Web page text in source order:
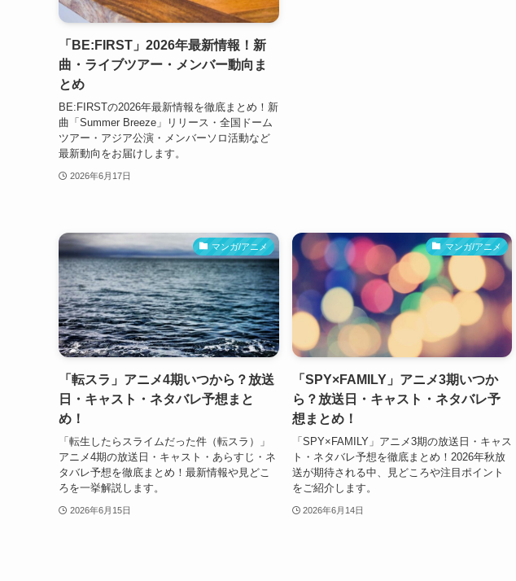
「BE:FIRST」2026年最新情報！新
曲・ライブツアー・メンバー動向ま
とめ
BE:FIRSTの2026年最新情報を徹底まとめ！新
曲「Summer Breeze」リリース・全国ドーム
ツアー・アジア公演・メンバーソロ活動など
最新動向をお届けします。
2026年6月17日
マンガ/アニメ
「転スラ」アニメ4期いつから？放送
日・キャスト・ネタバレ予想まと
め！
「転生したらスライムだった件（転スラ）」
アニメ4期の放送日・キャスト・あらすじ・ネ
タバレ予想を徹底まとめ！最新情報や見どこ
ろを一挙解説します。
2026年6月15日
マンガ/アニメ
「SPY×FAMILY」アニメ3期いつか
ら？放送日・キャスト・ネタバレ予
想まとめ！
「SPY×FAMILY」アニメ3期の放送日・キャス
ト・ネタバレ予想を徹底まとめ！2026年秋放
送が期待される中、見どころや注目ポイント
をご紹介します。
2026年6月14日